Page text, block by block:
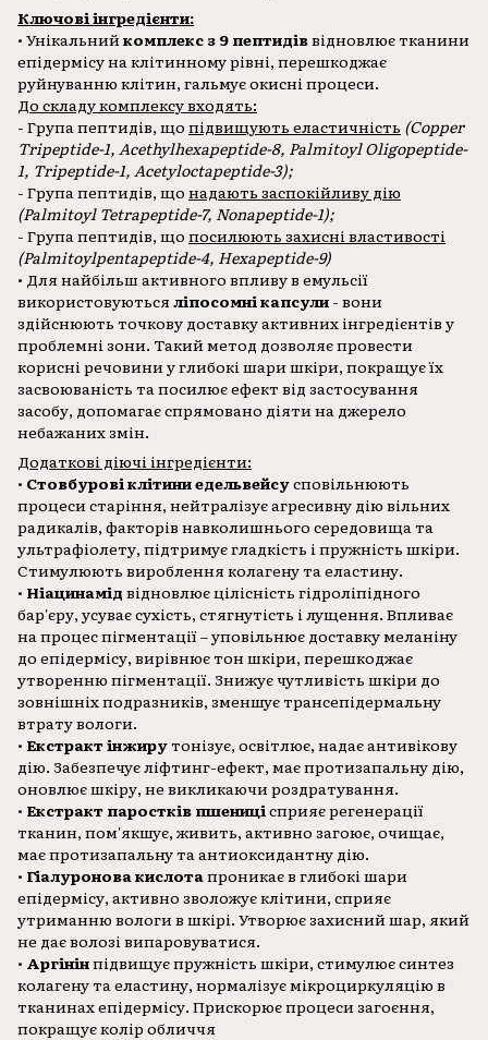
Ключові інгредієнти:
• Унікальний комплекс з 9 пептидіввідновлює тканини
епідермісу на клітинному рівні, перешкоджає
руйнуванню клітин, гальмує окисні процеси.
До складу комплексу входять:
- Група пептидів, що підвищують еластичність (Copper
Tripeptide-1, Acethylhexapeptide-8, Palmitoyl Oligopeptide-
1, Tripeptide-1, Acetyloctapeptide-3);
- Група пептидів, що надають заспокійливу дію
(Palmitoyl Tetrapeptide-7, Nonapeptide-1);
- Група пептидів, що посилюють захисні властивості
(Palmitoylpentapeptide-4, Hexapeptide-9)
• Для найбільш активного впливу в емульсії
використовуютьсяліпосомні капсули - вони
здійснюють точкову доставку активних інгредієнтів у
проблемні зони. Такий метод дозволяє провести
корисні речовини у глибокі шари шкіри, покращує їх
засвоюваність та посилює ефект від застосування
засобу, допомагає спрямовано діяти на джерело
небажаних змін.
Додаткові діючі інгредієнти:
• Стовбурові клітини едельвейсусповільнюють
процеси старіння, нейтралізує агресивну дію вільних
радикалів, факторів навколишнього середовища та
ультрафіолету, підтримує гладкість і пружність шкіри.
Стимулюють вироблення колагену та еластину.
• Ніацинамід відновлює цілісність гідроліпідного
бар'єру, усуває сухість, стягнутість і лущення. Впливає
на процес пігментації – уповільнює доставку меланіну
до епідермісу, вирівнює тон шкіри, перешкоджає
утворенню пігментації. Знижує чутливість шкіри до
зовнішніх подразників, зменшує трансепідермальну
втрату вологи.
• Екстракт інжирутонізує, освітлює, надає антивікову
дію. Забезпечує ліфтинг-ефект, має протизапальну дію,
оновлює шкіру, не викликаючи роздратування.
• Екстракт паростків пшениці сприяє регенерації
тканин, пом'якшує, живить, активно загоює, очищає,
має протизапальну та антиоксидантну дію.
• Гіалуронова кислота проникає в глибокі шари
епідермісу, активно зволожує клітини, сприяє
утриманню вологи в шкірі. Утворює захисний шар, який
не дає волозі випаровуватися.
• Аргінінпідвищує пружність шкіри, стимулює синтез
колагену та еластину, нормалізує мікроциркуляцію в
тканинах епідермісу. Прискорює процеси загоєння,
покращує колір обличчя